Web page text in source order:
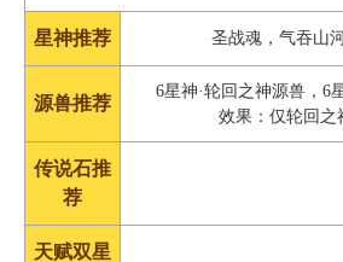
星神推荐 圣战魂，气吞山
源兽推荐
6星神·轮回之神源兽，6
效果：仅轮回之
传说石推
荐
天赋双星